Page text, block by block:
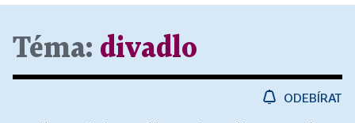
Téma: divadlo
ODEBÍRAT